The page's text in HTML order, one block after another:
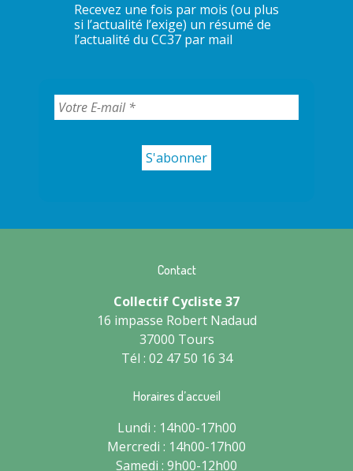
Recevez une fois par mois (ou plus
si l’actualité l’exige) un résumé de
l’actualité du CC37 par mail
Contact
Collectif Cycliste 37
16 impasse Robert Nadaud
37000 Tours
Tél : 02 47 50 16 34
Horaires d’accueil
Lundi : 14h00-17h00
Mercredi : 14h00-17h00
Samedi : 9h00-12h00